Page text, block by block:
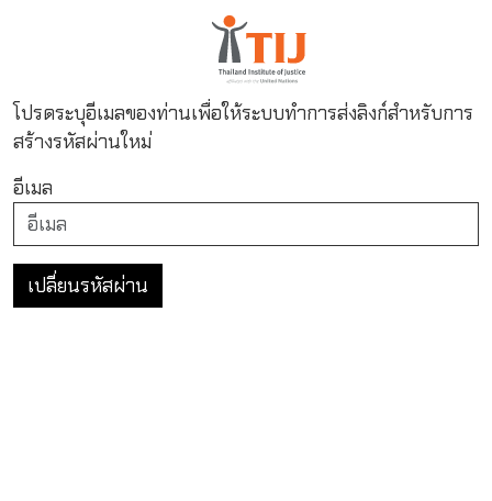
โปรดระบุอีเมลของท่านเพื่อให้ระบบทำการส่งลิงก์สำหรับการ
สร้างรหัสผ่านใหม่
อีเมล